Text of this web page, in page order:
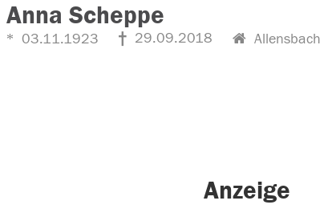
Anna Scheppe
03.11.1923 29.09.2018 Allensbach
Anzeige